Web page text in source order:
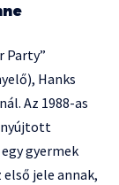
Party”
Hanks
Az 1988-as
nyújtott
gyermek
jele annak,